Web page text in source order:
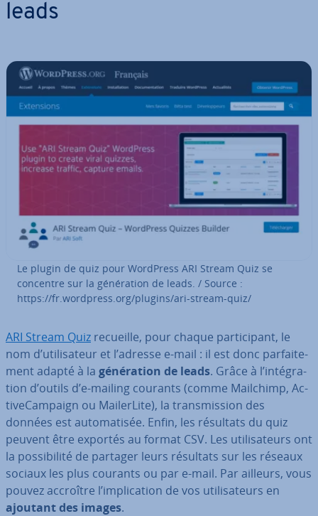
leads
Le plugin de quiz pour WordPress ARI Stream Quiz se
concentre sur la gé­né­ra­tion de leads. / Source :
https://fr.wordpress.org/plugins/ari-stream-quiz/
ARI Stream Quiz recueille, pour chaque par­ti­ci­pant, le
nom d’uti­li­sa­teur et l’adresse e-mail : il est donc par­fai­te­
ment adapté à la gé­né­ra­tion de leads. Grâce à l’in­té­gra­
tion d’outils d’e-mailing courants (comme Mailchimp, Ac­
ti­ve­Cam­paign ou Mai­ler­Lite), la trans­mis­sion des
données est au­to­ma­ti­sée. Enfin, les résultats du quiz
peuvent être exportés au format CSV. Les uti­li­sa­teurs ont
la pos­si­bi­lité de partager leurs résultats sur les réseaux
sociaux les plus courants ou par e-mail. Par ailleurs, vous
pouvez accroître l’im­pli­ca­tion de vos uti­li­sa­teurs en
ajoutant des images.